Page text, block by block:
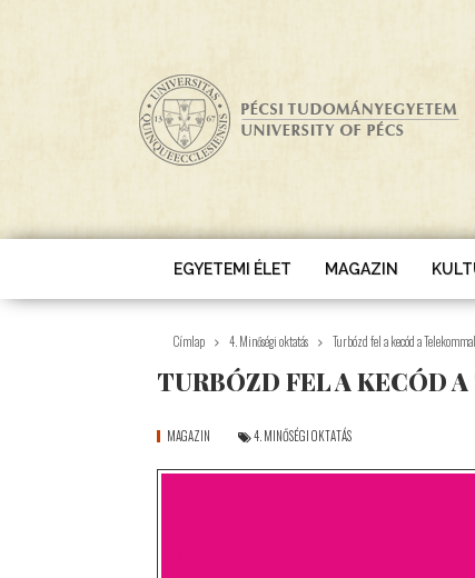
EGYETEMI ÉLET MAGAZIN
Címlap 4. Minőségi oktatás Turbózd fel a kecód a
TURBÓZD FEL A KECÓD
MAGAZIN 4. MINŐSÉGI OKTATÁS